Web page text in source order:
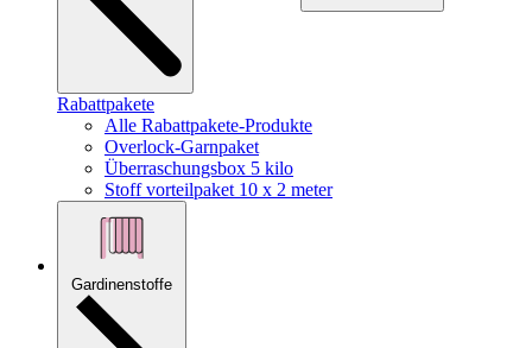
Rabattpakete
Alle Rabattpakete-Produkte
Overlock-Garnpaket
Überraschungsbox 5 kilo
Stoff vorteilpaket 10 x 2 meter
Gardinenstoffe